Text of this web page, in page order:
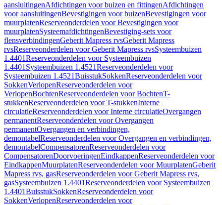
aansluitingenAfdichtingen voor buizen en fittingenAfdichtingen
voor aansluitingenBevestigingen voor buizenBevestigingen voor
muurplatenReserveonderdelen voor Bevestigingen voor
muurplatenSysteemafdichtingenBevestiging-sets voor
flensverbindingenGeberit Mapress rvsGeberit Mapress
rvsReserveonderdelen voor Geberit Mapress rvsSysteembuizen
1.4401Reserveonderdelen voor Systeembuizen
1.4401 Systeembuizen 1.4521Reserveonderdelen voor
Systeembuizen 1.4521BuisstukSokkenReserveonderdelen voor
SokkenVerlopenReserveonderdelen voor
VerlopenBochtenReserveonderdelen voor BochtenT-
stukkenReserveonderdelen voor T-stukkenInterne
circulatieReserveonderdelen voor Interne circulatieOvergangen
permanentReserveonderdelen voor Overgangen
permanentOvergangen en verbindingen,
demontabelReserveonderdelen voor Overgangen en verbindingen,
demontabelCompensatorenReserveonderdelen voor
CompensatorenDoorvoeringenEindkappenReserveonderdelen voor
EindkappenMuurplatenReserveonderdelen voor MuurplatenGeberit
Mapress rvs, gasReserveonderdelen voor Geberit Mapress rvs,
gasSysteembuizen 1.4401Reserveonderdelen voor Systeembuizen
1.4401BuisstukSokkenReserveonderdelen voor
SokkenVerlopenReserveonderdelen voor